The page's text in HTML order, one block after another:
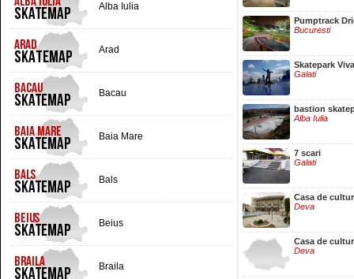
Alba Iulia
Arad
Bacau
Baia Mare
Bals
Beius
Braila
Pumptrack
Bucuresti
Skatepark Viva
Galati
bastion
Alba Iulia
7 scari
Galati
Casa de
Deva
Casa de
Deva